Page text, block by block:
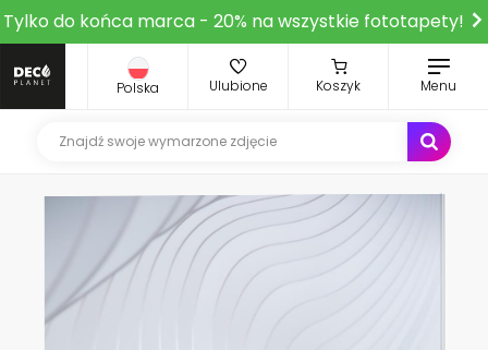
Tylko do końca marca - 20% na wszystkie fototapety!
Polska Ulubione Koszyk Menu